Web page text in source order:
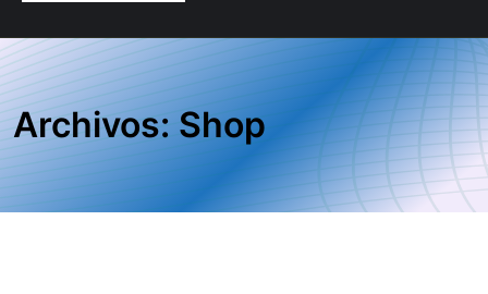
Archivos: Shop